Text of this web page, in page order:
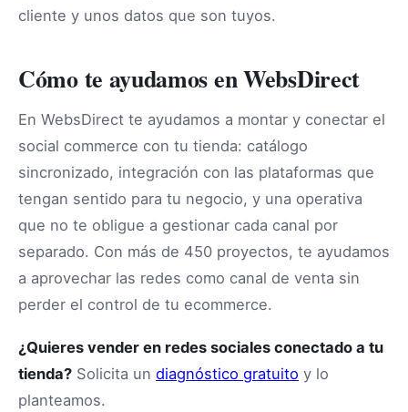
cliente y unos datos que son tuyos.
Cómo te ayudamos en WebsDirect
En WebsDirect te ayudamos a montar y conectar el
social commerce con tu tienda: catálogo
sincronizado, integración con las plataformas que
tengan sentido para tu negocio, y una operativa
que no te obligue a gestionar cada canal por
separado. Con más de 450 proyectos, te ayudamos
a aprovechar las redes como canal de venta sin
perder el control de tu ecommerce.
¿Quieres vender en redes sociales conectado a tu
tienda? Solicita un diagnóstico gratuito y lo
planteamos.